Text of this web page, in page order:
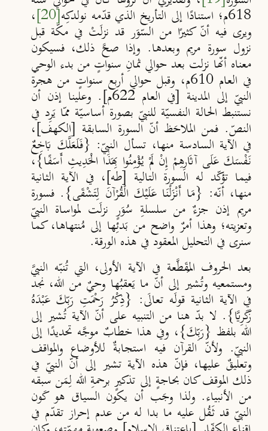
618م؛ استنادًا إلى التأريخ الذي قدّمه نولدكِه [20] ،
ويرى فيه أنّ كثيرًا من السّوَر قد نزلَتْ في مكّة قبل
نزول سورة مريم وبعدها. وإذا صحَّ ذلك، فسيكون
معناه أنّها نزلت بعد حوالي ثمانِ سنواتٍ من بدء الوحي
في العام 610م، وقبل حوالي أربع سنواتٍ من هجرة
النبيّ إلى المدينة [في العام 622م]. وعلينا إذن أن
نستنبط الحالة النفسيّة للنبيّ بصورة أساسيّة ممّا يَرِد في
النصّ. فمن الملاحَظ أنّ السورة السابقة [الكهف]،
في الآية السادسة منها، تسأل النبيّ: {فَلَعَلَّكَ بَاخِعٌ
نَفْسَكَ عَلَى آثَارِهِمْ إِنْ لَمْ يُؤْمِنُوا بِهَذَا الْحَدِيثِ أَسَفًا}،
فيما تؤكّد له السورة التالية [طه]، في الآية الثانية
منها، أنّه: {مَا أَنْزَلْنَا عَلَيْكَ الْقُرْآنَ لِتَشْقَى}. فسورة
مريم إذن جزءٌ من سلسلةِ سُوَرٍ نزلَت لمواساة النبيّ
وتعزيته؛ وهذا أمرٌ واضح من بَدئِها إلى مُنتهاها، كما
سنرى في التحليل المعقود في هذه الورقة.
بعد الحروف المُقَطَّعة في الآية الأولى، التي تُنبّه النبيَّ
ومستمعيه وتُشير إلى أنّ ما يَعقبُها وحيٌ من الله، نجد
في الآية الثانية قولَه تعالَى: {ذِكْرُ رَحْمَتِ رَبِّكَ عَبْدَهُ
زَكَرِيَّا}. لا بدّ هنا من التنبيه على أنّ الآية تُشير إلى
الله بلفظ {رَبِّكَ}، وفي هذا خطابٌ موجَّه تحديدًا إلى
النبيّ. ولأنّ القرآن فيه استجابةٌ للأوضاع والمواقف
وتعليقٌ عليها، فإنّ هذه الآية تشير إلى أنّ النبيّ في
ذلك الموقف كان بحاجةٍ إلى تذكيرٍ برحمةِ الله لِمَن سبقه
من الأنبياء. ولذا وجَب أن يكون السياق هو كَون
النبيّ قد ثَقُل عليه ما بدا له من عدم إحراز تقدّم في